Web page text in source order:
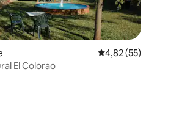
la base de 59 commentaires : 4,98 sur 5
Évaluation moyenne
4,82 (55)
El Colorao